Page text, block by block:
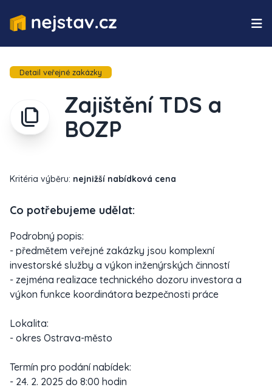
Detail veřejné zakázky
Zajištění TDS a
BOZP
Kritéria výběru: nejnižší nabídková cena
Co potřebujeme udělat:
Podrobný popis:
- předmětem veřejné zakázky jsou komplexní
investorské služby a výkon inženýrských činností
- zejména realizace technického dozoru investora a
výkon funkce koordinátora bezpečnosti práce
Lokalita:
- okres Ostrava-město
Termín pro podání nabídek:
- 24. 2. 2025 do 8:00 hodin